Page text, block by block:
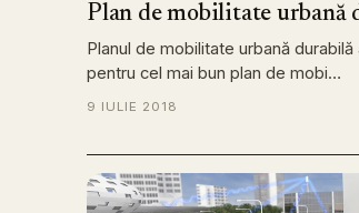
Plan de mobilitate urbană
Planul de mobilitate urbană
pentru cel mai bun plan de mobi…
9 IULIE 2018